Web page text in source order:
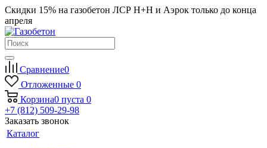
Скидки 15% на газобетон ЛСР Н+Н и Аэрок только до конца
апреля
Сравнение0
Отложенные 0
Корзина0 пуста 0
+7 (812) 509-29-98
Заказать звонок
Каталог